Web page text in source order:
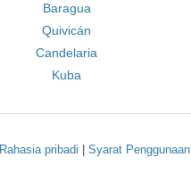
Baragua
Quivicán
Candelaria
Kuba
Rahasia pribadi Syarat Penggunaan